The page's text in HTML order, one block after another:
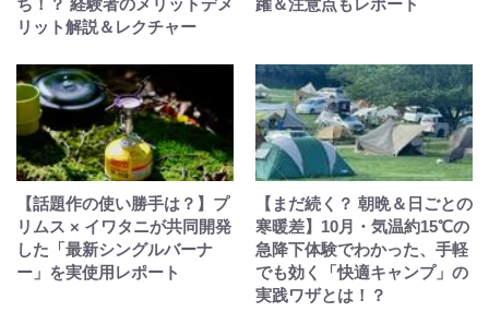
ち！？ 経験者のメリットデメ
リット解説＆レクチャー
躍＆注意点もレポート
【話題作の使い勝手は？】プ
リムス × イワタニが共同開発
した「最新シングルバーナ
ー」を実使用レポート
【まだ続く？ 朝晩＆日ごとの
寒暖差】10月・気温約15℃の
急降下体験でわかった、手軽
でも効く「快適キャンプ」の
実践ワザとは！？